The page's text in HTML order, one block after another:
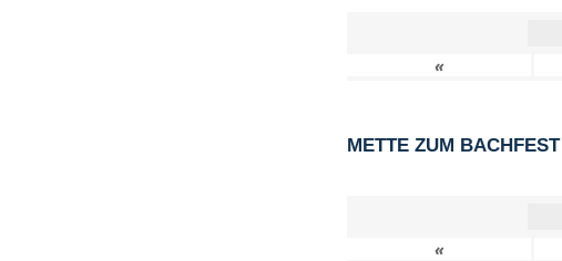
«
METTE ZUM BACHFEST
«